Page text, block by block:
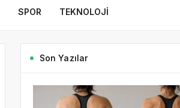
SPOR TEKNOLOJI
Son Yazılar